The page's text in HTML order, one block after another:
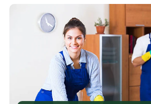
SERVIÇOS DE CONSERVAÇÃO
SERVIÇOS DE CONSERVAÇÃO E LIMPEZA
SERVIÇOS DE JARDINAGEM
SERVIÇOS DE LIMPEZA TERCEIRIZADAS